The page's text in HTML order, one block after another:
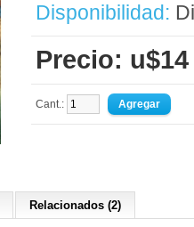
Disponibilidad:
Precio: u$14
Cant.:
Relacionados (2)